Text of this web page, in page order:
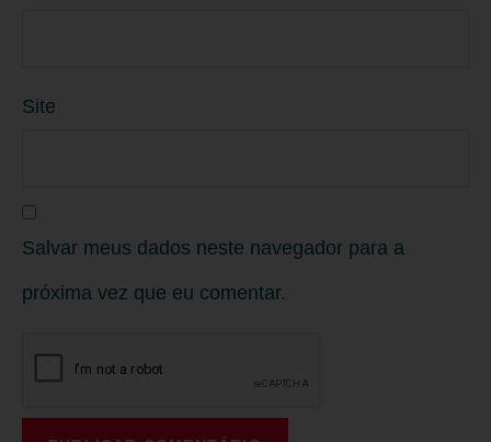
Site
Salvar meus dados neste navegador para a
próxima vez que eu comentar.